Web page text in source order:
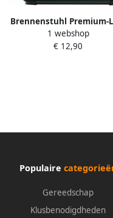
Brennenstuhl Premium-
stekkerdoos 4-voudig
lichtgrijs 1 8m H05VV-F
1 webshop
€ 12,90
Populaire
Gereedschap
Klusbenodigdheden